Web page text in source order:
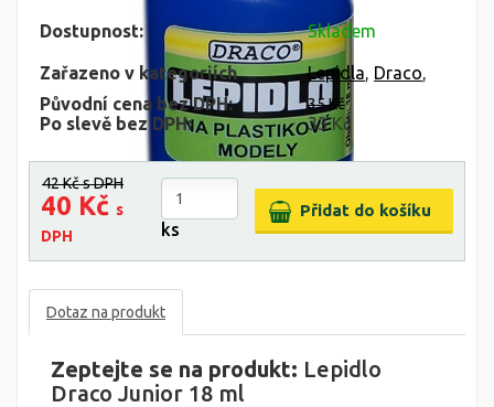
Dostupnost: Skladem
Zařazeno v kategoriích Lepidla, Draco,
Původní cena bez DPH:
35 Kč
Po slevě bez DPH: 33 Kč
42 Kčs DPH
40 Kč s
DPH
ks
Dotaz na produkt
Zeptejte se na produkt: Lepidlo
Draco Junior 18 ml